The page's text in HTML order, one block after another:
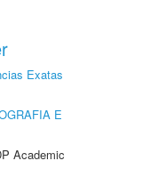
Exatas
E
Academic